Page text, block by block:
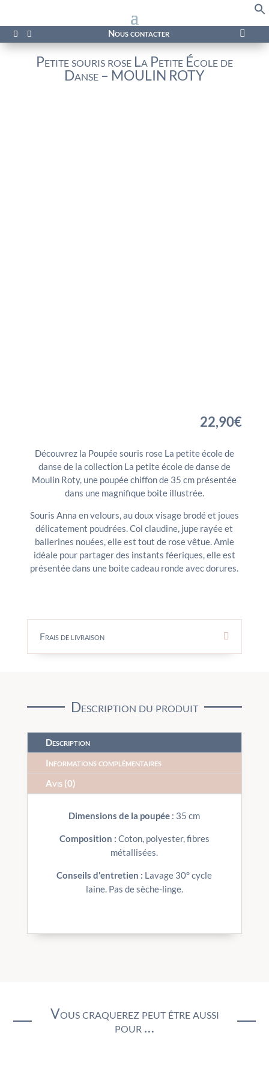
Nous contacter 
Petite souris rose La Petite École de
Danse – MOULIN ROTY
22,90€
Découvrez la Poupée souris rose La petite école de
danse de la collection La petite école de danse de
Moulin Roty, une poupée chiffon de 35 cm présentée
dans une magnifique boite illustrée.
Souris Anna en velours, au doux visage brodé et joues
délicatement poudrées. Col claudine, jupe rayée et
ballerines nouées, elle est tout de rose vêtue. Amie
idéale pour partager des instants féeriques, elle est
présentée dans une boite cadeau ronde avec dorures.
Frais de livraison
Description du produit
Description
Informations complémentaires
Avis (0)
Dimensions de la poupée : 35 cm
Composition : Coton, polyester, fibres
métallisées.
Conseils d'entretien : Lavage 30° cycle
laine. Pas de sèche-linge.
Vous craquerez peut être aussi
pour …